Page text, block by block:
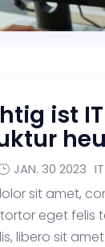
ist
JAN. 30 2023
sit amet,
eget felis
libero sit